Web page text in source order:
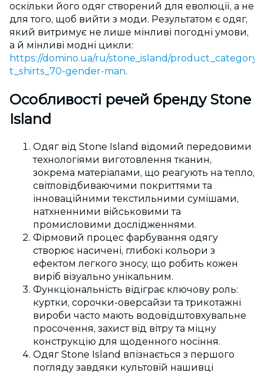
оскільки його одяг створений для еволюції, а не
для того, щоб вийти з моди. Результатом є одяг,
який витримує не лише мінливі погодні умови,
а й мінливі модні цикли:
https://domino.ua/ru/stone_island/product_category-
t_shirts_70-gender-man.
Особливості речей бренду Stone
Island
Одяг від Stone Island відомий передовими
технологіями виготовлення тканин,
зокрема матеріалами, що реагують на тепло,
світловідбиваючими покриттями та
інноваційними текстильними сумішами,
натхненними військовими та
промисловими дослідженнями.
Фірмовий процес фарбування одягу
створює насичені, глибокі кольори з
ефектом легкого зносу, що робить кожен
виріб візуально унікальним.
Функціональність відіграє ключову роль:
куртки, сорочки-оверсайзи та трикотажні
вироби часто мають водовідштовхувальне
просочення, захист від вітру та міцну
конструкцію для щоденного носіння.
Одяг Stone Island впізнається з першого
погляду завдяки культовій нашивці